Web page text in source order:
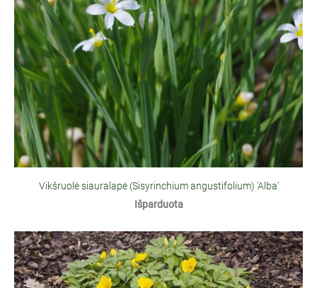
Vikšruolė siauralapė (Sisyrinchium angustifolium) 'Alba'
Išparduota